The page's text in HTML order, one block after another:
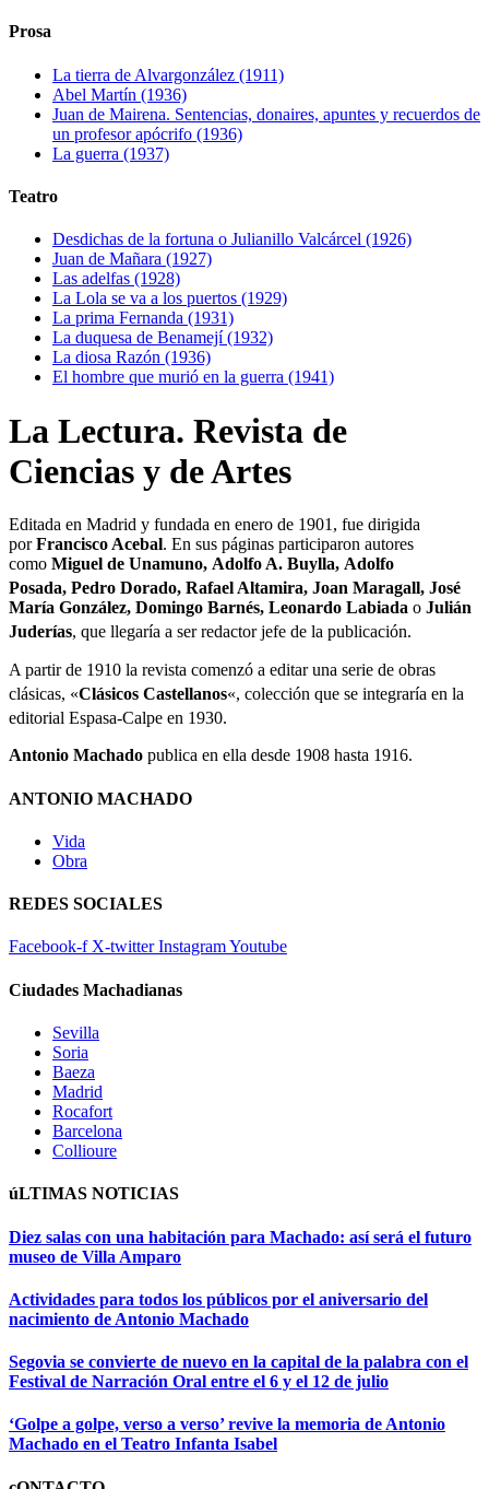
Prosa
La tierra de Alvargonzález (1911)
Abel Martín (1936)
Juan de Mairena. Sentencias, donaires, apuntes y recuerdos de
un profesor apócrifo (1936)
La guerra (1937)
Teatro
Desdichas de la fortuna o Julianillo Valcárcel (1926)
Juan de Mañara (1927)
Las adelfas (1928)
La Lola se va a los puertos (1929)
La prima Fernanda (1931)
La duquesa de Benamejí (1932)
La diosa Razón (1936)
El hombre que murió en la guerra (1941)
La Lectura. Revista de
Ciencias y de Artes
Editada en Madrid y fundada en enero de 1901, fue dirigida
porFrancisco Acebal.​ En sus páginas participaron autores
como Miguel de Unamuno, Adolfo A. Buylla, Adolfo
Posada, Pedro Dorado, Rafael Altamira, ​ Joan Maragall, ​ José
María González, Domingo Barnés, Leonardo Labiada o Julián
Juderías, que llegaría a ser redactor jefe de la publicación.
A partir de 1910 la revista comenzó a editar una serie de obras
clásicas, «Clásicos Castellanos«, ​ colección que se integraría en la
editorial Espasa-Calpe en 1930.
Antonio Machado publica en ella desde 1908 hasta 1916.
ANTONIO MACHADO
Vida
Obra
REDES SOCIALES
Facebook-f X-twitter InstagramYoutube
Ciudades Machadianas
Sevilla
Soria
Baeza
Madrid
Rocafort
Barcelona
Collioure
úLTIMAS NOTICIAS
Diez salas con una habitación para Machado: así será el futuro
museo de Villa Amparo
Actividades para todos los públicos por el aniversario del
nacimiento de Antonio Machado
Segovia se convierte de nuevo en la capital de la palabra con el
Festival de Narración Oral entre el 6 y el 12 de julio
‘Golpe a golpe, verso a verso’ revive la memoria de Antonio
Machado en el Teatro Infanta Isabel